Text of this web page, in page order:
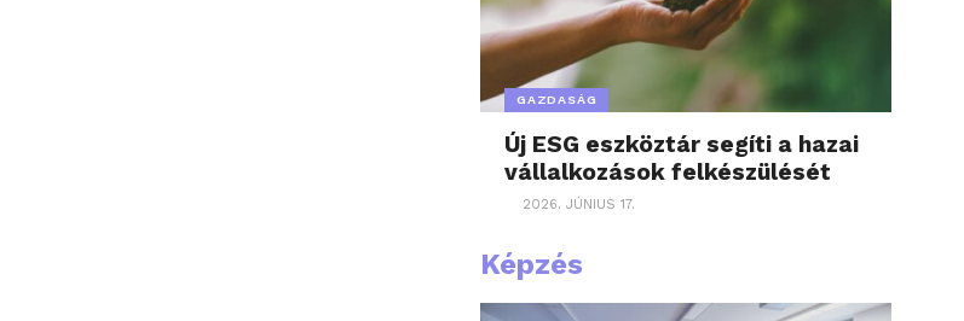
GAZDASÁG
Új ESG eszköztár segíti a hazai
vállalkozások felkészülését
2026. JÚNIUS 17.
Képzés